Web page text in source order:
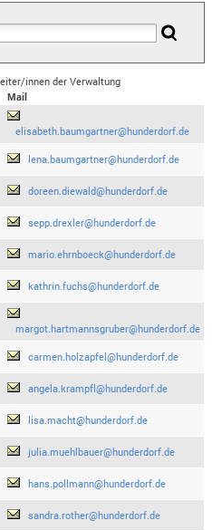
innen der Verwaltung
Mail
elisabeth.baumgartner@hunderdorf.de
lena.baumgartner@hunderdorf.de
doreen.diewald@hunderdorf.de
sepp.drexler@hunderdorf.de
mario.ehrnboeck@hunderdorf.de
kathrin.fuchs@hunderdorf.de
margot.hartmannsgruber@hunderdorf.de
carmen.holzapfel@hunderdorf.de
angela.krampfl@hunderdorf.de
lisa.macht@hunderdorf.de
julia.muehlbauer@hunderdorf.de
hans.pollmann@hunderdorf.de
sandra.rother@hunderdorf.de